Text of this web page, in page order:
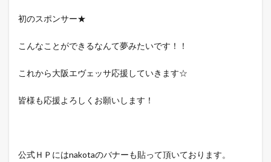
初のスポンサー★
こんなことができるなんて夢みたいです！！
これから大阪エヴェッサ応援していきます☆
皆様も応援よろしくお願いします！
公式ＨＰにはnakotaのバナーも貼って頂いております。